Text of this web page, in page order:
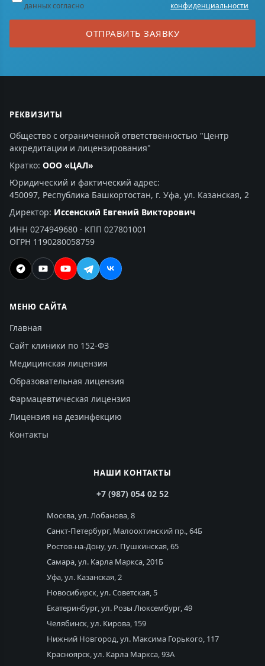
данных согласно
конфиденциальности
ОТПРАВИТЬ ЗАЯВКУ
РЕКВИЗИТЫ
Общество с ограниченной ответственностью "Центр
аккредитации и лицензирования"
Кратко: ООО «ЦАЛ»
Юридический и фактический адрес:
450097, Республика Башкортостан, г. Уфа, ул. Казанская, 2
Директор: Иссенский Евгений Викторович
ИНН 0274949680 · КПП 027801001
ОГРН 1190280058759
МЕНЮ САЙТА
Главная
Сайт клиники по 152-ФЗ
Медицинская лицензия
Образовательная лицензия
Фармацевтическая лицензия
Лицензия на дезинфекцию
Контакты
НАШИ КОНТАКТЫ
+7 (987) 054 02 52
Москва, ул. Лобанова, 8
Санкт-Петербург, Малоохтинский пр., 64Б
Ростов-на-Дону, ул. Пушкинская, 65
Самара, ул. Карла Маркса, 201Б
Уфа, ул. Казанская, 2
Новосибирск, ул. Советская, 5
Екатеринбург, ул. Розы Люксембург, 49
Челябинск, ул. Кирова, 159
Нижний Новгород, ул. Максима Горького, 117
Красноярск, ул. Карла Маркса, 93А